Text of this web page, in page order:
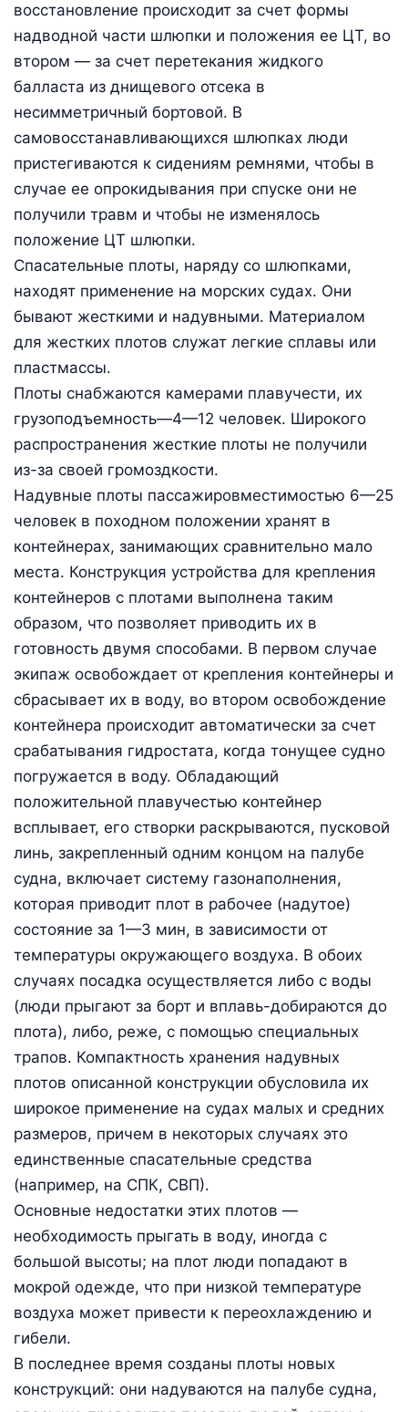
восстановление происходит за счет формы
надводной части шлюпки и положения ее ЦТ, во
втором — за счет перетекания жидкого
балласта из днищевого отсека в
несимметричный бортовой. В
самовосстанавливающихся шлюпках люди
пристегиваются к сидениям ремнями, чтобы в
случае ее опрокидывания при спуске они не
получили травм и чтобы не изменялось
положение ЦТ шлюпки.
Спасательные плоты, наряду со шлюпками,
находят применение на морских судах. Они
бывают жесткими и надувными. Материалом
для жестких плотов служат легкие сплавы или
пластмассы.
Плоты снабжаются камерами плавучести, их
грузоподъемность—4—12 человек. Широкого
распространения жесткие плоты не получили
из-за своей громоздкости.
Надувные плоты пассажировместимостью 6—25
человек в походном положении хранят в
контейнерах, занимающих сравнительно мало
места. Конструкция устройства для крепления
контейнеров с плотами выполнена таким
образом, что позволяет приводить их в
готовность двумя способами. В первом случае
экипаж освобождает от крепления контейнеры и
сбрасывает их в воду, во втором освобождение
контейнера происходит автоматически за счет
срабатывания гидростата, когда тонущее судно
погружается в воду. Обладающий
положительной плавучестью контейнер
всплывает, его створки раскрываются, пусковой
линь, закрепленный одним концом на палубе
судна, включает систему газонаполнения,
которая приводит плот в рабочее (надутое)
состояние за 1—3 мин, в зависимости от
температуры окружающего воздуха. В обоих
случаях посадка осуществляется либо с воды
(люди прыгают за борт и вплавь-добираются до
плота), либо, реже, с помощью специальных
трапов. Компактность хранения надувных
плотов описанной конструкции обусловила их
широкое применение на судах малых и средних
размеров, причем в некоторых случаях это
единственные спасательные средства
(например, на СПК, СВП).
Основные недостатки этих плотов —
необходимость прыгать в воду, иногда с
большой высоты; на плот люди попадают в
мокрой одежде, что при низкой температуре
воздуха может привести к переохлаждению и
гибели.
В последнее время созданы плоты новых
конструкций: они надуваются на палубе судна,